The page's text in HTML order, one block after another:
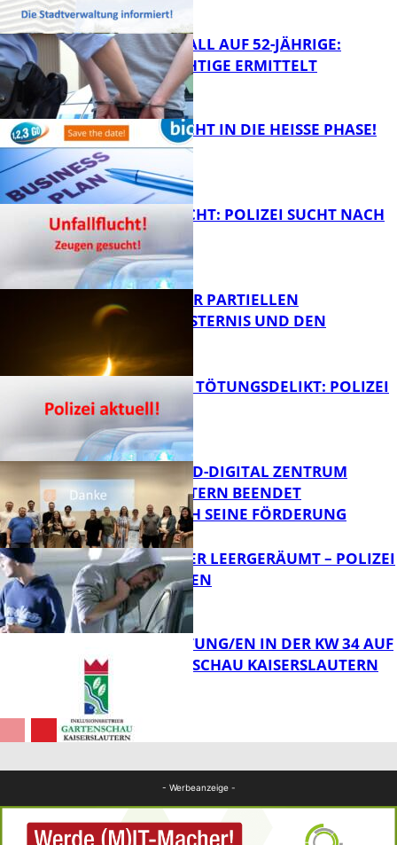
FB News
FB Kultur
FB News
RAUBÜBERFALL AUF 52-JÄHRIGE:
TATVERDÄCHTIGE ERMITTELT
1,2,3 GO® GEHT IN DIE HEISSE PHASE!
UNFALLFLUCHT: POLIZEI SUCHT NACH
ZEUGEN
VORTRAG ZUR PARTIELLEN
SONNENFINSTERNIS UND DEN
PERSEIDEN
FB News
VERSUCHTES TÖTUNGSDELIKT: POLIZEI
ERMITTELT
FB News
MITTELSTAND-DIGITAL ZENTRUM
KAISERSLAUTERN BEENDET
ERFOLGREICH SEINE FÖRDERUNG
TRANSPORTER LEERGERÄUMT – POLIZEI
SUCHT ZEUGEN
VERANSTALTUNG/EN IN DER KW 34 AUF
DER GARTENSCHAU KAISERSLAUTERN
- Werbeanzeige -